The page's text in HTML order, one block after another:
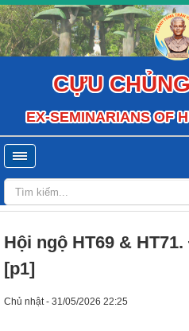
CỰU
EX-SEMINARIANS OF
Hội ngộ HT69 &
[p1]
Chủ nhật - 31/05/2026 22:25